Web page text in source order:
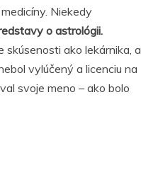
Niekedy
o astrológii.
ako lekárnika, a
vylúčený a licenciu na
svoje meno – ako bolo